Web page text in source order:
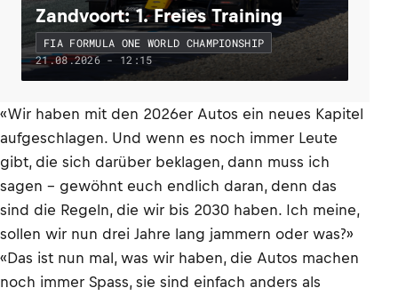
Zandvoort: 1. Freies Training
FIA FORMULA ONE WORLD CHAMPIONSHIP
21.08.2026 - 12:15
«Wir haben mit den 2026er Autos ein neues Kapitel
aufgeschlagen. Und wenn es noch immer Leute
gibt, die sich darüber beklagen, dann muss ich
sagen – gewöhnt euch endlich daran, denn das
sind die Regeln, die wir bis 2030 haben. Ich meine,
sollen wir nun drei Jahre lang jammern oder was?»
«Das ist nun mal, was wir haben, die Autos machen
noch immer Spass, sie sind einfach anders als